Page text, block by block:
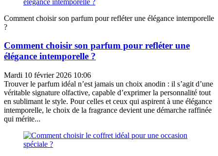
Comment choisir son parfum pour refléter une élégance intemporelle
?
Comment choisir son parfum pour refléter une
élégance intemporelle ?
Mardi 10 février 2026 10:06
Trouver le parfum idéal n’est jamais un choix anodin : il s’agit d’une
véritable signature olfactive, capable d’exprimer la personnalité tout
en sublimant le style. Pour celles et ceux qui aspirent à une élégance
intemporelle, le choix de la fragrance devient une démarche raffinée
qui mérite...